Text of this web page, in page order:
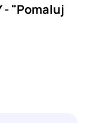
- "Pomaluj